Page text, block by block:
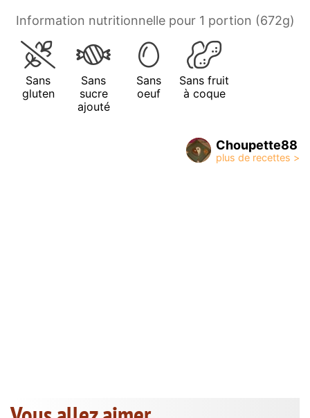
Information nutritionnelle pour 1 portion (672g)
Sans
gluten
Sans
sucre
ajouté
Sans
oeuf
Sans fruit
à coque
Choupette88